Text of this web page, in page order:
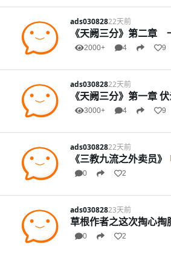
ads03082822天前
《天阙三分》第二章
2000+ 4 9
ads03082822天前
《天阙三分》第一章
3000+ 4 9
ads03082822天前
《三教九流之外卖员》
0 2
ads03082823天前
草根作者之这次掏心掏
0 2